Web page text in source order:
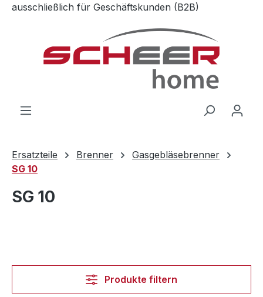
Zum Hauptinhalt springen
ausschließlich für Geschäftskunden (B2B)
Ersatzteile Brenner
Gasgebläsebrenner
SG 10
SG 10
Produkte filtern